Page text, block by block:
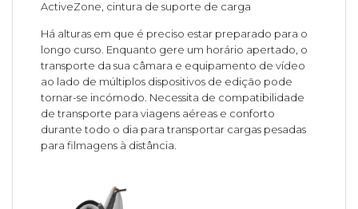
ActiveZone, cintura de suporte de carga
Há alturas em que é preciso estar preparado para o
longo curso. Enquanto gere um horário apertado, o
transporte da sua câmara e equipamento de vídeo
ao lado de múltiplos dispositivos de edição pode
tornar-se incómodo. Necessita de compatibilidade
de transporte para viagens aéreas e conforto
durante todo o dia para transportar cargas pesadas
para filmagens à distância.